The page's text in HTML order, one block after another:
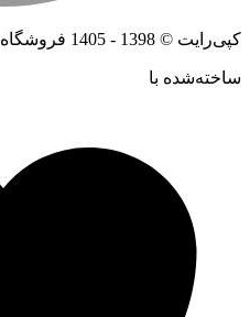
کپی‌رایت © 1398 - 1405 فروشگاه راکولو،همه حقوق محفوظ است.
ساخته‌شده ‌با